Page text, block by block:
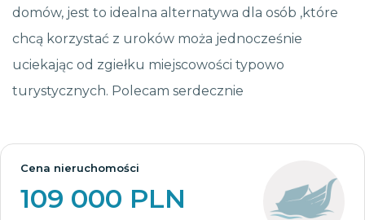
domów, jest to idealna alternatywa dla osób ,które
chcą korzystać z uroków moża jednocześnie
uciekając od zgiełku miejscowości typowo
turystycznych. Polecam serdecznie
Cena nieruchomości
109 000 PLN